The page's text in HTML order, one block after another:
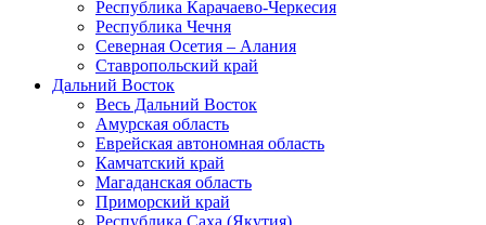
Республика Карачаево-Черкесия
Республика Чечня
Северная Осетия – Алания
Ставропольский край
Дальний Восток
Весь Дальний Восток
Амурская область
Еврейская автономная область
Камчатский край
Магаданская область
Приморский край
Республика Саха (Якутия)